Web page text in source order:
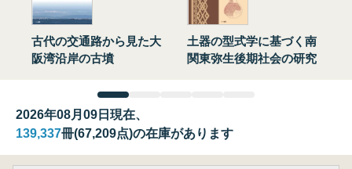
古代の交通路から見た大
阪湾沿岸の古墳
土器の型式学に基づく南
関東弥生後期社会の研究
2026年08月09日現在、
139,337冊(67,209点)の在庫があります